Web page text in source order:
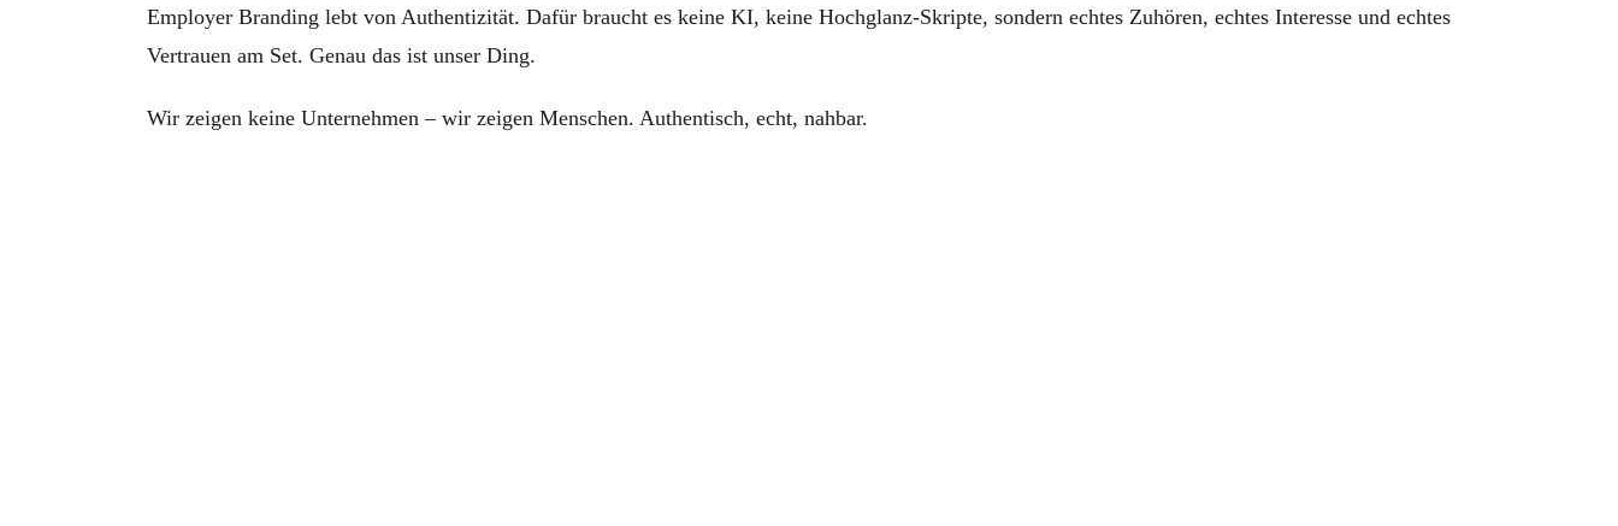
Employer Branding lebt von Authentizität. Dafür braucht es keine KI, keine Hochglanz-Skripte, sondern echtes Zuhören, echtes Interesse und echtes
Vertrauen am Set. Genau das ist unser Ding.
Wir zeigen keine Unternehmen – wir zeigen Menschen. Authentisch, echt, nahbar.